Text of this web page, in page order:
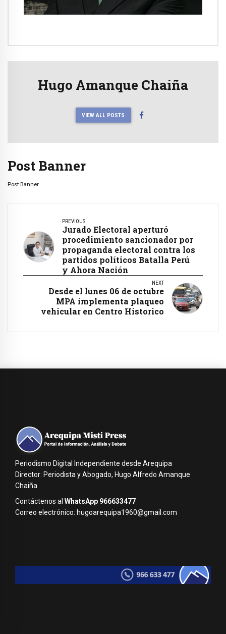
Hugo Amanque Chaiña
VIEW ALL POSTS
Post Banner
Post Banner
PREVIOUS
Jurado Electoral aperturó
procedimiento sancionador por
propaganda electoral contra los
partidos políticos Batalla Perú
y Ahora Nación
NEXT
Desde el lunes 06 de octubre
MPA implementa plaqueo
vehicular en Centro Historico
Periodismo Digital Independiente desde Arequipa
Director: Periodista y Abogado, Hugo Alfredo Amanque
Chaiña
Contáctenos al WhatsApp 966633477
Correo electrónico: hugoarequipa1960@gmail.com